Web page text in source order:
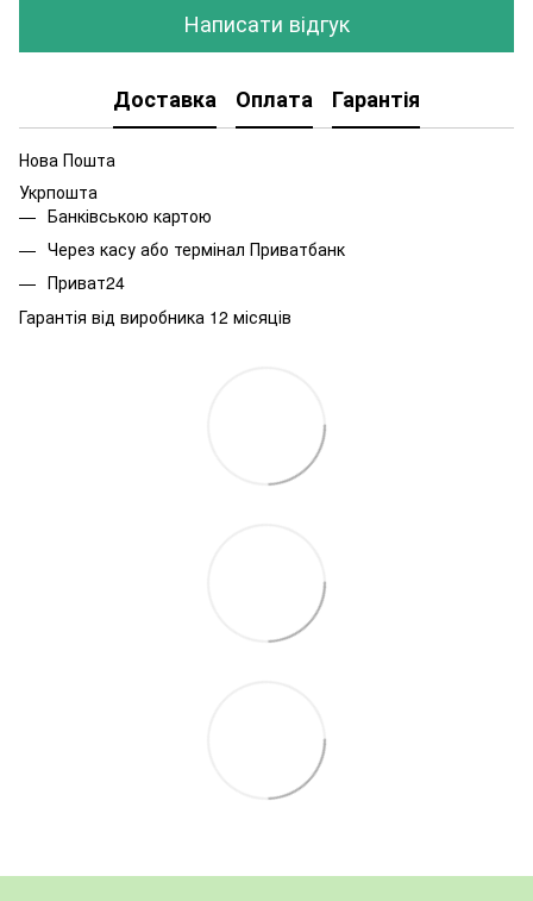
Написати відгук
Доставка Оплата Гарантія
Нова Пошта
Укрпошта
Банківською картою
Через касу або термінал Приватбанк
Приват24
Гарантія від виробника 12 місяців